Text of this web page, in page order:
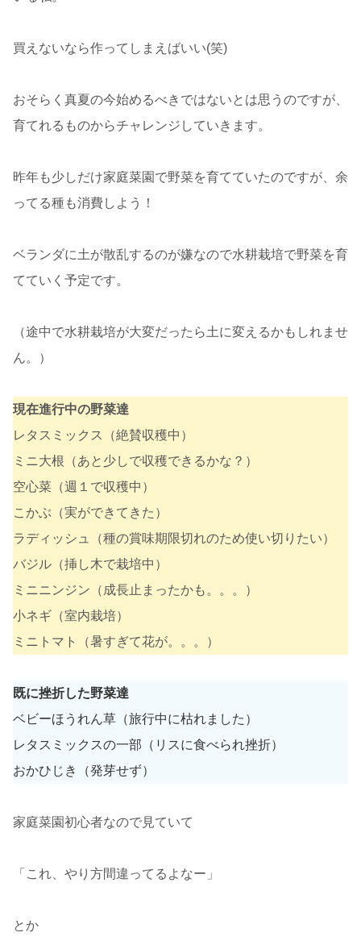
買えないなら作ってしまえばいい(笑)
おそらく真夏の今始めるべきではないとは思うのですが、
育てれるものからチャレンジしていきます。
昨年も少しだけ家庭菜園で野菜を育てていたのですが、余
ってる種も消費しよう！
ベランダに土が散乱するのが嫌なので水耕栽培で野菜を育
てていく予定です。
（途中で水耕栽培が大変だったら土に変えるかもしれませ
ん。）
現在進行中の野菜達
レタスミックス（絶賛収穫中）
ミニ大根（あと少しで収穫できるかな？）
空心菜（週１で収穫中）
こかぶ（実ができてきた）
ラディッシュ（種の賞味期限切れのため使い切りたい）
バジル（挿し木で栽培中）
ミニニンジン（成長止まったかも。。。）
小ネギ（室内栽培）
ミニトマト（暑すぎて花が。。。）
既に挫折した野菜達
ベビーほうれん草（旅行中に枯れました）
レタスミックスの一部（リスに食べられ挫折）
おかひじき（発芽せず）
家庭菜園初心者なので見ていて
「これ、やり方間違ってるよなー」
とか